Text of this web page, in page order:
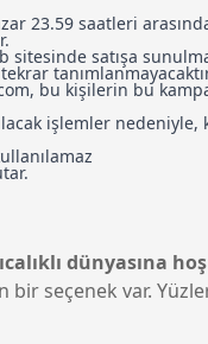
23.59 saatleri
sitesinde satışa
bu kişilerin bu
işlemler nedeniyle,
dünyasına
bir seçenek var.